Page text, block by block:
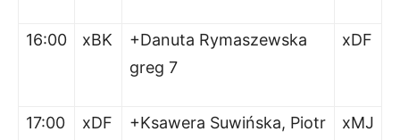
16:00 xBK
+Danuta Rymaszewska
greg 7
xDF
17:00 xDF
+Ksawera Suwińska, Piotr
xMJ